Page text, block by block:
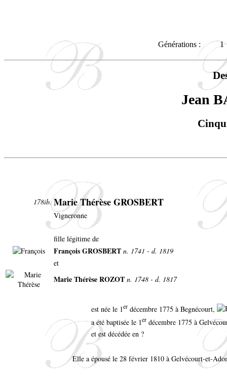
Générations : 1
Jean
178ib. Marie Thérèse GROSBERT
Vigneronne
fille légitime de
François GROSBERT n. 1741 - d. 1819
et
Marie Thérèse ROZOT n. 1748 - d. 1817
est née le 1er décembre 1775 à Begnécourt,
a été baptisée le 1er décembre 1775 à
et est décédée en ?
Elle a épousé le 28 février 1810 à Gelvécourt-et-